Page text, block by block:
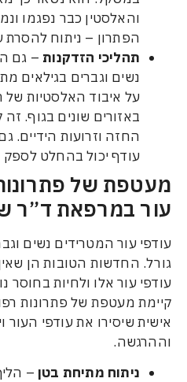
כבר נפגמו ונמתחו
– ניתוח להסרת עור
הזדקנות– גם השנים
וגברים בגילאים מתקדמים
איבוד האלסטיות של העור ועל
שונים בגוף. זה קורה
וזרועות הידיים. גם כאן
יכול בהחלט לספק מענה
של פתרונות
במרפאת ד”ר שפירא
עור המטרידים נשים וגברים
הטובות הן שאין כל
עור אלו ולחיות בחוסר נוחות.
מעטפת של פתרונות רפואיים-
שיסירו את עודפי העור וישפרו
מתיחת בטן– הליך